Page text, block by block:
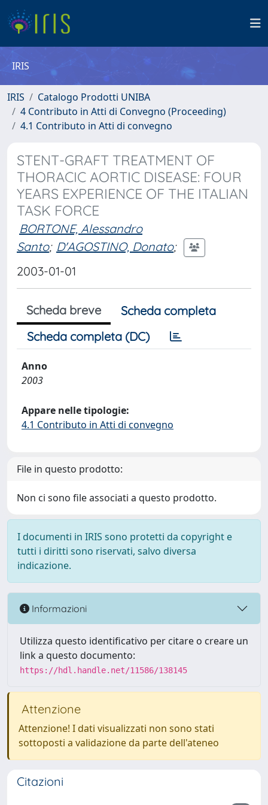
IRIS
IRIS
Catalogo Prodotti UNIBA
4 Contributo in Atti di Convegno (Proceeding)
4.1 Contributo in Atti di convegno
STENT-GRAFT TREATMENT OF
THORACIC AORTIC DISEASE: FOUR
YEARS EXPERIENCE OF THE ITALIAN
TASK FORCE
BORTONE, Alessandro
Santo; D'AGOSTINO, Donato;
2003-01-01
Scheda breve
Scheda completa
Scheda completa (DC)
Anno
2003
Appare nelle tipologie:
4.1 Contributo in Atti di convegno
File in questo prodotto:
Non ci sono file associati a questo prodotto.
I documenti in IRIS sono protetti da copyright e
tutti i diritti sono riservati, salvo diversa
indicazione.
Informazioni
Utilizza questo identificativo per citare o creare un
link a questo documento:
https://hdl.handle.net/11586/138145
Attenzione
Attenzione! I dati visualizzati non sono stati
sottoposti a validazione da parte dell'ateneo
Citazioni